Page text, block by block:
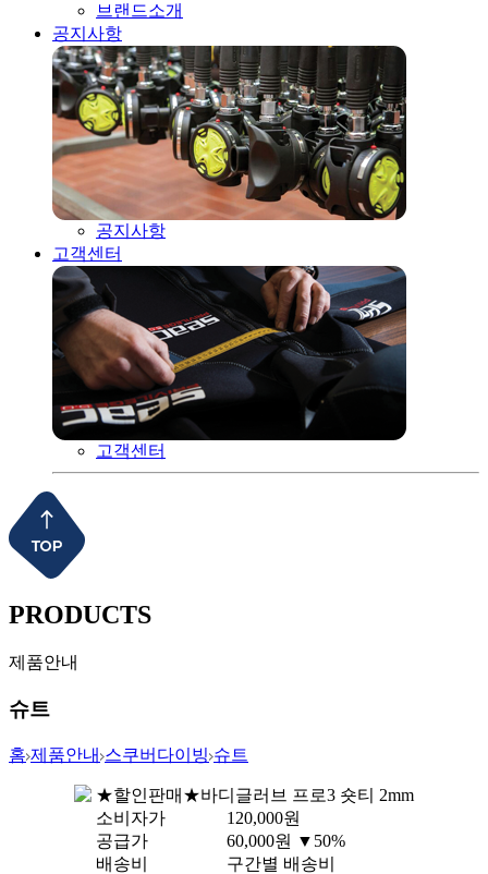
브랜드소개
공지사항
공지사항
고객센터
고객센터
PRODUCTS
제품안내
슈트
홈 제품안내 스쿠버다이빙 슈트
★할인판매★바디글러브 프로3 숏티 2mm
소비자가
120,000원
공급가
60,000원 ▼50%
배송비
구간별 배송비